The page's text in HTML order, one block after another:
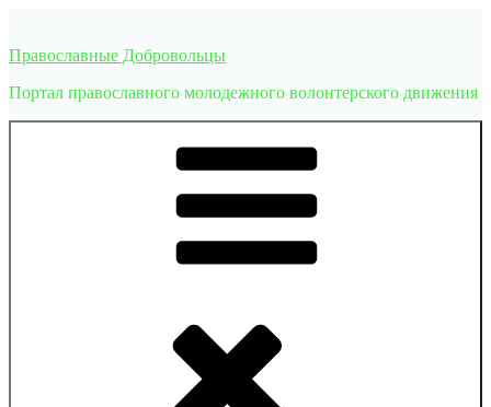
содержимому
Православные Добровольцы
Портал православного молодежного волонтерского движения